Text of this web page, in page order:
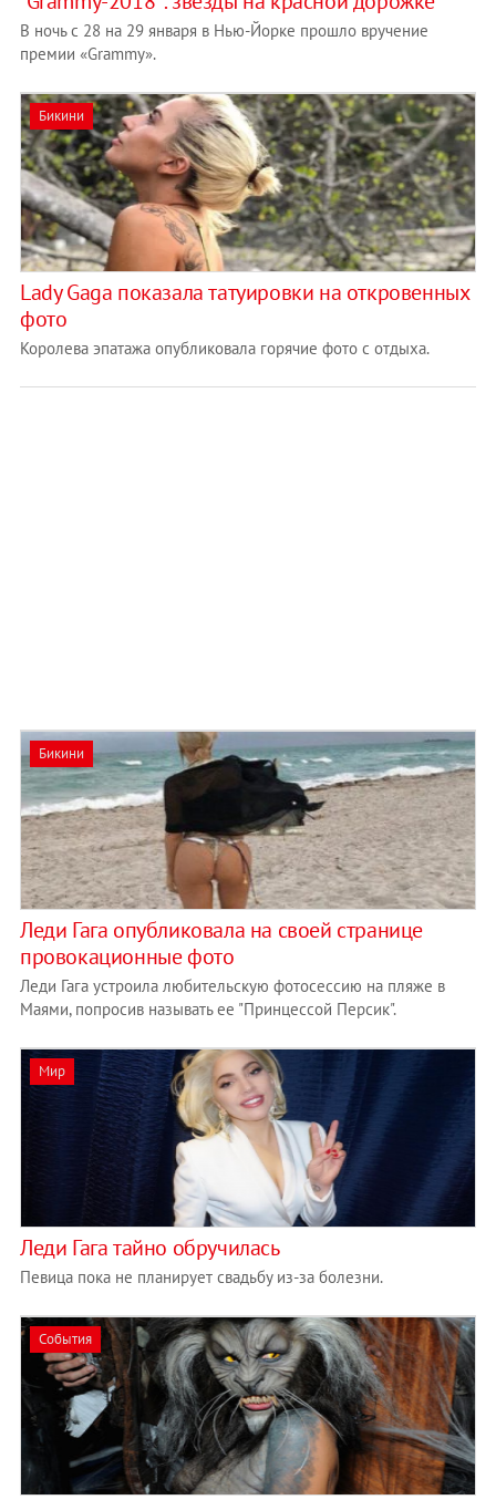
В ночь с 28 на 29 января в Нью-Йорке прошло вручение
премии «Grammy».
Бикини
Lady Gaga показала татуировки на откровенных
фото
Королева эпатажа опубликовала горячие фото с отдыха.
Бикини
​Леди Гага опубликовала на своей странице
провокационные фото
Леди Гага устроила любительскую фотосессию на пляже в
Маями, попросив называть ее "Принцессой Персик".
Мир
Леди Гага тайно обручилась
Певица пока не планирует свадьбу из-за болезни.
События